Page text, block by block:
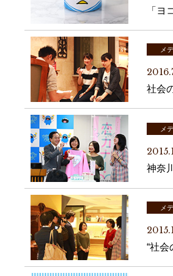
「ヨ
メ
社会
メ
神奈
メ
“社